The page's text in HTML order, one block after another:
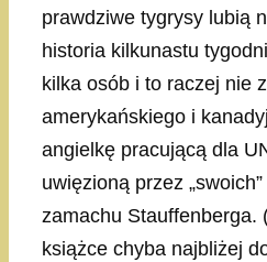
prawdziwe tygrysy lubią
historia kilkunastu
kilka osób i to raczej nie
amerykańskiego i
angielkę pracującą dla
uwięzioną przez
zamachu Stauffenberga.
książce chyba najbliżej